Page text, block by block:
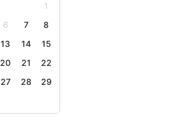
1
6 7
8
13 14
15
20 21
22
27 28
29